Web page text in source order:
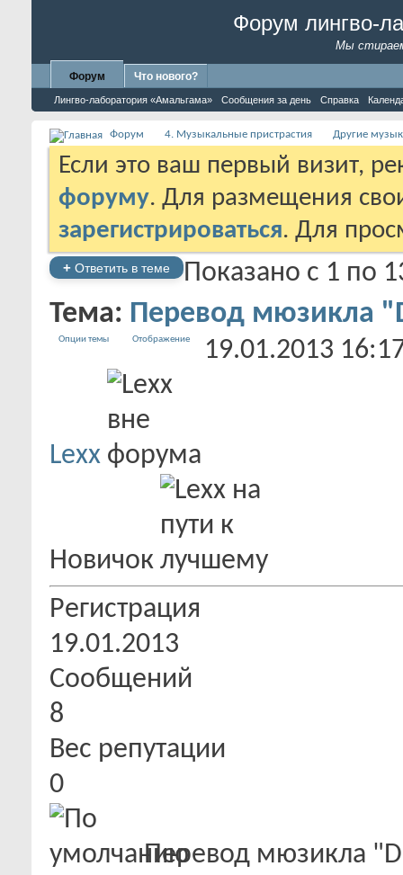
Форум лингво-
Мы
Форум
Лингво-лаборатория «Амальгама» Сообщения за день Справка
Что нового?
Форум 4. Музыкальные пристрастия Другие
Если это ваш первый визит,
форуму. Для размещения
зарегистрироваться. Для
+ Ответить в теме Показано с 1 по
Тема: Перевод мюзикла
Опции темы Отображение 19.01.2013
Lexx
Новичок
Регистрация
19.01.2013
Сообщений
8
Вес репутации
0
Перевод мюзикла